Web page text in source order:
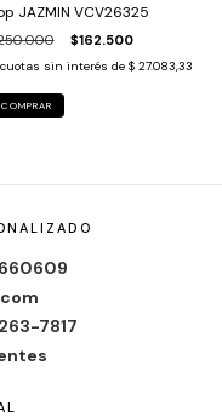
JAZMIN VCV26325
$162.500
cuotas sin interés de $ 27.083,33
COMPRAR
7817